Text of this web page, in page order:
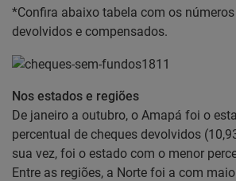
*Confira abaixo tabela com os
devolvidos e compensados.
Nos estados e regiões
De janeiro a outubro, o Amapá foi o
percentual de cheques devolvidos
sua vez, foi o estado com o menor
Entre as regiões, a Norte foi a com